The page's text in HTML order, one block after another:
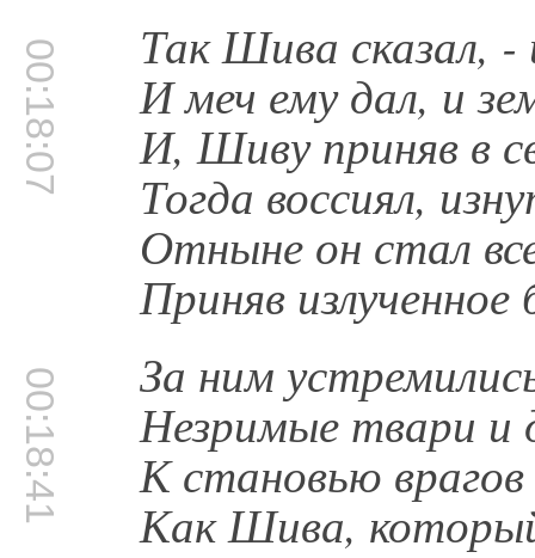
00:18:07 Так Шива сказал, -
И меч ему дал, и
И, Шиву приняв в
Тогда воссиял,
Отныне он стал
Приняв излученное
00:18:41 За ним
Незримые твари
К становью
Как Шива,